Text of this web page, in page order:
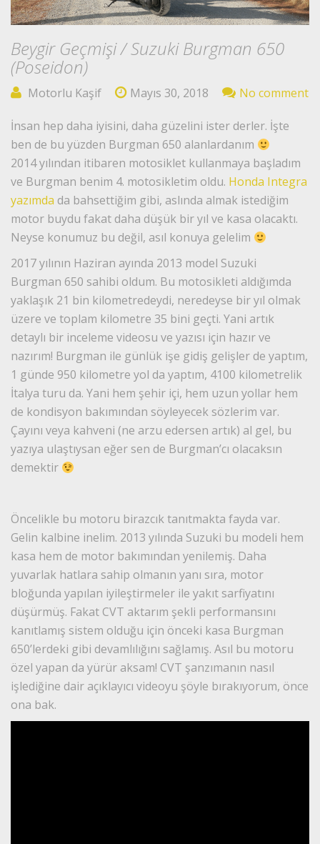
Beygir Geçmişi / Suzuki Burgman 650
(Poseidon)
Motorlu Kaşif Mayıs 30, 2018 No comment
İnsan hep daha iyisini, daha güzelini ister derler. İşte
ben de bu yüzden Burgman 650 alanlardanım
2014 yılından itibaren motosiklet kullanmaya başladım
ve Burgman benim 4. motosikletim oldu. Honda Integra
yazımda da bahsettiğim gibi, aslında almak istediğim
motor buydu fakat daha düşük bir yıl ve kasa olacaktı.
Neyse konumuz bu değil, asıl konuya gelelim
2017 yılının Haziran ayında 2013 model Suzuki
Burgman 650 sahibi oldum. Bu motosikleti aldığımda
yaklaşık 21 bin kilometredeydi, neredeyse bir yıl olmak
üzere ve toplam kilometre 35 bini geçti. Yani artık
detaylı bir inceleme videosu ve yazısı için hazır ve
nazırım! Burgman ile günlük işe gidiş gelişler de yaptım,
1 günde 950 kilometre yol da yaptım, 4100 kilometrelik
İtalya turu da. Yani hem şehir içi, hem uzun yollar hem
de kondisyon bakımından söyleyecek sözlerim var.
Çayını veya kahveni (ne arzu edersen artık) al gel, bu
yazıya ulaştıysan eğer sen de Burgman’cı olacaksın
demektir
Öncelikle bu motoru birazcık tanıtmakta fayda var.
Gelin kalbine inelim. 2013 yılında Suzuki bu modeli hem
kasa hem de motor bakımından yenilemiş. Daha
yuvarlak hatlara sahip olmanın yanı sıra, motor
bloğunda yapılan iyileştirmeler ile yakıt sarfiyatını
düşürmüş. Fakat CVT aktarım şekli performansını
kanıtlamış sistem olduğu için önceki kasa Burgman
650’lerdeki gibi devamlılığını sağlamış. Asıl bu motoru
özel yapan da yürür aksam! CVT şanzımanın nasıl
işlediğine dair açıklayıcı videoyu şöyle bırakıyorum, önce
ona bak.